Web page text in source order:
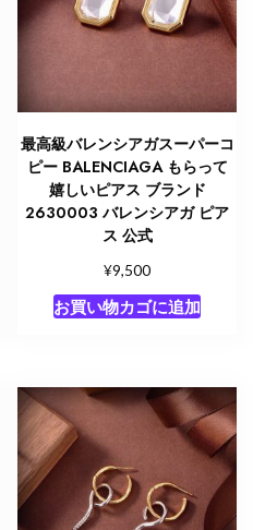
最高級バレンシアガスーパーコ
ピー BALENCIAGA もらって
嬉しいピアス ブランド
2630003 バレンシアガ ピア
ス 公式
¥9,500
お買い物カゴに追加